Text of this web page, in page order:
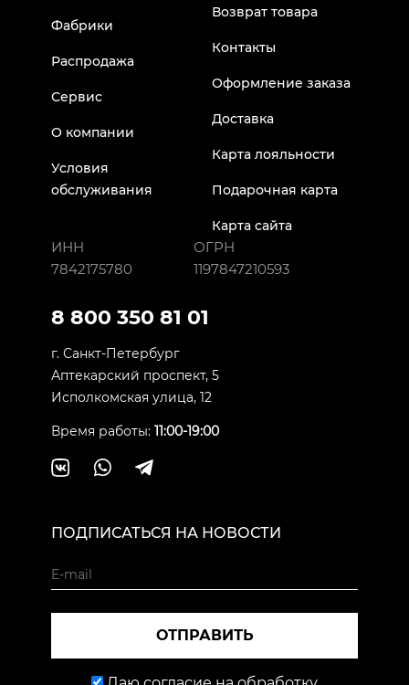
Фабрики
Распродажа
Сервис
О компании
Условия
обслуживания
Возврат товара
Контакты
Оформление заказа
Доставка
Карта лояльности
Подарочная карта
Карта сайта
ИНН
7842175780
ОГРН
1197847210593
8 800 350 81 01
г. Санкт-Петербург
Аптекарский проспект, 5
Исполкомская улица, 12
Время работы: 11:00-19:00
ПОДПИСАТЬСЯ НА НОВОСТИ
ОТПРАВИТЬ